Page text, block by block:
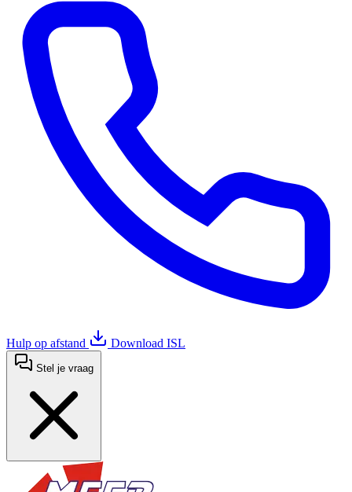
Hulp op afstand Download ISL
Stel je vraag